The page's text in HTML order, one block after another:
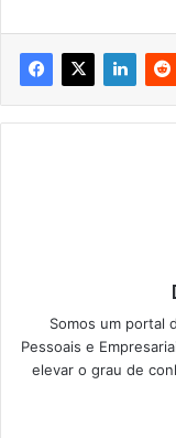
Somos um portal
Pessoais e
elevar o grau de